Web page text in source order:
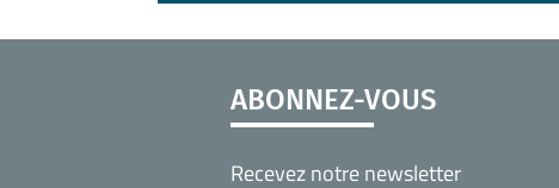
ABONNEZ-VOUS
Recevez notre newsletter